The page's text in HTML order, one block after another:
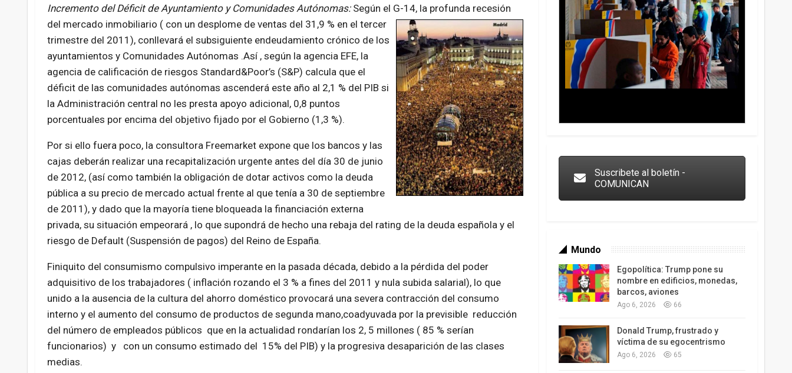
Incremento del Déficit de Ayuntamiento y Comunidades Autónomas:Según el G-14, la profunda recesión
del mercado inmobiliario ( con un desplome de ventas del 31,9 % en el tercer
trimestre del 2011), conllevará el subsiguiente endeudamiento crónico de los
ayuntamientos y Comunidades Autónomas .Así , según la agencia EFE, la
agencia de calificación de riesgos Standard&Poor’s (S&P) calcula que el
déficit de las comunidades autónomas ascenderá este año al 2,1 % del PIB si
la Administración central no les presta apoyo adicional, 0,8 puntos
porcentuales por encima del objetivo fijado por el Gobierno (1,3 %).
Por si ello fuera poco, la consultora Freemarket expone que los bancos y las
cajas deberán realizar una recapitalización urgente antes del día 30 de junio
de 2012, (así como también la obligación de dotar activos como la deuda
pública a su precio de mercado actual frente al que tenía a 30 de septiembre
de 2011), y dado que la mayoría tiene bloqueada la financiación externa
privada, su situación empeorará , lo que supondrá de hecho una rebaja del rating de la deuda española y el
riesgo de Default (Suspensión de pagos) del Reino de España.
Finiquito del consumismo compulsivo imperante en la pasada década, debido a la pérdida del poder
adquisitivo de los trabajadores ( inflación rozando el 3 % a fines del 2011 y nula subida salarial), lo que
unido a la ausencia de la cultura del ahorro doméstico provocará una severa contracción del consumo
interno y el aumento del consumo de productos de segunda mano,coadyuvada por la previsible reducción
del número de empleados públicos que en la actualidad rondarían los 2, 5 millones ( 85 % serían
funcionarios) y con un consumo estimado del 15% del PIB) y la progresiva desaparición de las clases
medias.
Suscribete al boletín -
COMUNICAN
Mundo
Egopolítica: Trump pone su
nombre en edificios, monedas,
barcos, aviones
Ago 6, 2026 66
Donald Trump, frustrado y
víctima de su egocentrismo
Ago 6, 2026 65